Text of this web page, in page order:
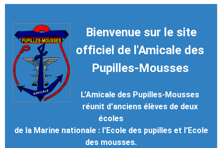
Bienvenue sur le site
officiel de l'Amicale des
Pupilles-Mousses
L'Amicale des Pupilles-Mousses
réunit d'anciens élèves de deux
écoles
de la Marine nationale : l'Ecole des pupilles et l'Ecole
des mousses.